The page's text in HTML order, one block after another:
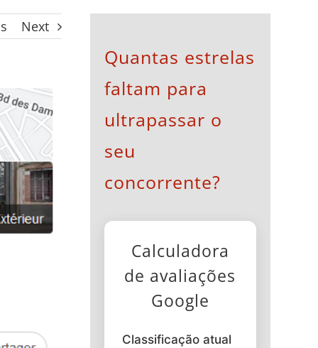
Next
Quantas estrelas
faltam para
ultrapassar o
seu
concorrente?
Calculadora
de avaliações
Google
Classificação atual